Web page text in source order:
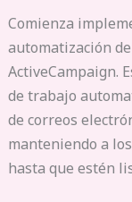
Comienza
automatización
ActiveCampaign.
de trabajo
de correos
manteniendo a
hasta que estén